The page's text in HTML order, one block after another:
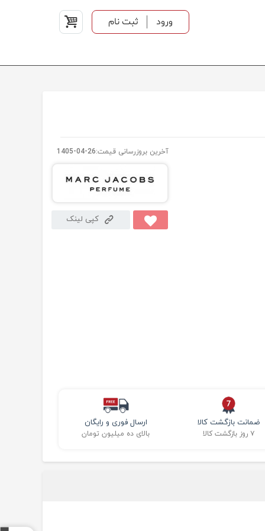
ورود ثبت نام
آخرین بروزرسانی قیمت:1405-04-26
کپی لینک
ارسال فوری و رایگان
بالای ده میلیون تومان
ضمانت بازگشت کالا
۷ روز بازگشت کالا